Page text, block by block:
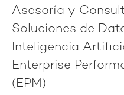
Asesoría y
Soluciones de
Inteligencia
Enterprise
(EPM)